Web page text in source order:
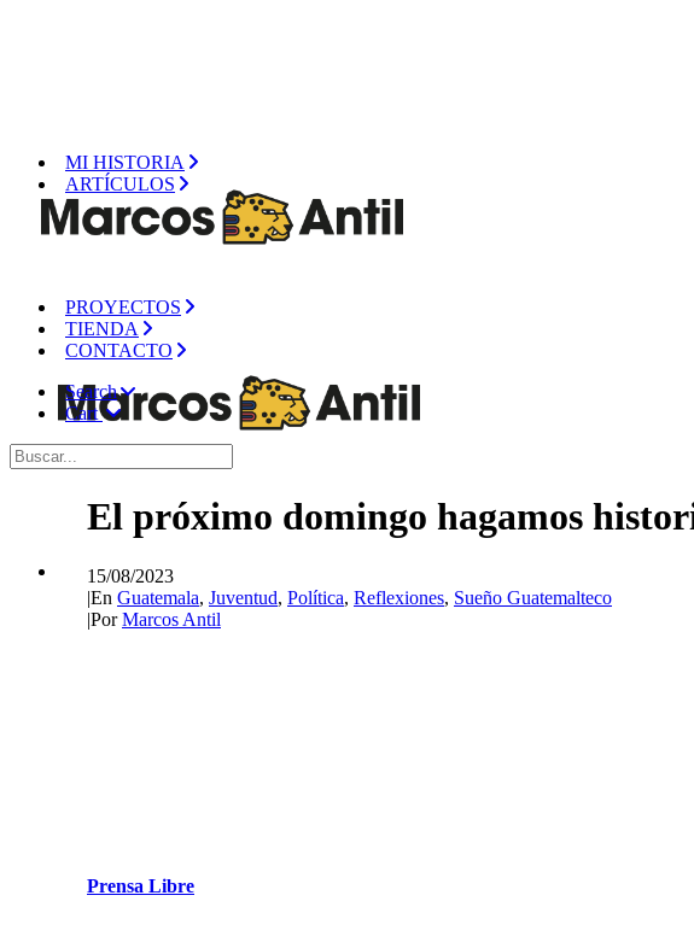
MI HISTORIA
ARTÍCULOS
PROYECTOS
TIENDA
CONTACTO
Search
Cart
El próximo domingo hagamos
15/08/2023
|En Guatemala, Juventud, Política, Reflexiones, Sueño Guatemalteco
|PorMarcos Antil
Prensa Libre